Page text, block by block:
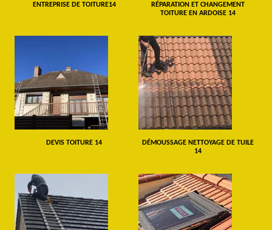
ENTREPRISE DE TOITURE14
RÉPARATION ET CHANGEMENT
TOITURE EN ARDOISE 14
DEVIS TOITURE 14
DÉMOUSSAGE NETTOYAGE DE TUILE
14